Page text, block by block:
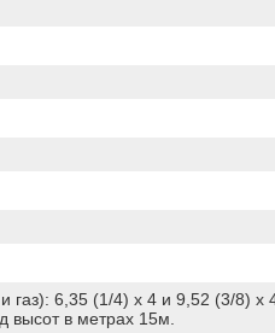
газ): 6,35 (1/4) x 4 и 9,52 (3/8) x
высот в метрах 15м.